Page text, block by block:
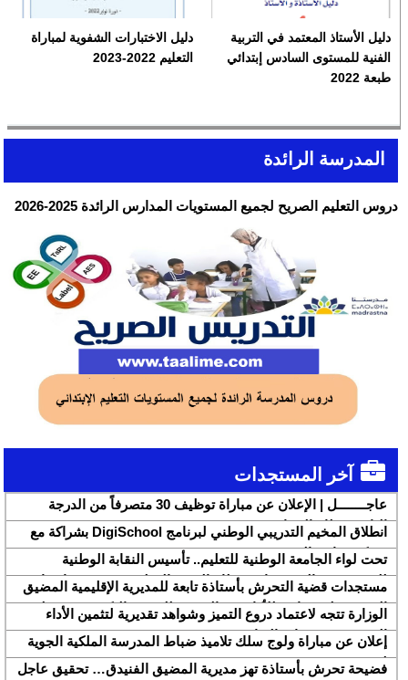
دليل الأستاذ المعتمد في التربية
الفنية للمستوى السادس إبتدائي
طبعة 2022
دليل الاختبارات الشفوية لمباراة
التعليم 2022-2023
المدرسة الرائدة
دروس التعليم الصريح لجميع المستويات المدارس الرائدة 2025-2026
آخر المستجدات
عاجــــــــل | الإعلان عن مباراة توظيف 30 متصرفاً من الدرجة
الثانية بقطاع الشباب
انطلاق المخيم التدريبي الوطني لبرنامج DigiSchool بشراكة مع
شركة هواوي المغرب
تحت لواء الجامعة الوطنية للتعليم.. تأسيس النقابة الوطنية
للمتصرفين والمتصرفات بقطاع التربية الوطنية SNASE وانتخاب
مكتبها الوطني
مستجدات قضية التحرش بأستاذة تابعة للمديرية الإقليمية المضيق
الفنيدق ولجنة تابعة للأكاديمية الجهوية للتربية والتكوين بجهة طنجة
تطوان الحسيمة، تحل بذات المديرية الإقليمية
الوزارة تتجه لاعتماد دروع التميز وشواهد تقديرية لتثمين الأداء
التربوي بمؤسسات الريادة
إعلان عن مباراة ولوج سلك تلاميذ ضباط المدرسة الملكية الجوية
لسنة 2026
فضيحة تحرش بأستاذة تهز مديرية المضيق الفنيدق… تحقيق عاجل